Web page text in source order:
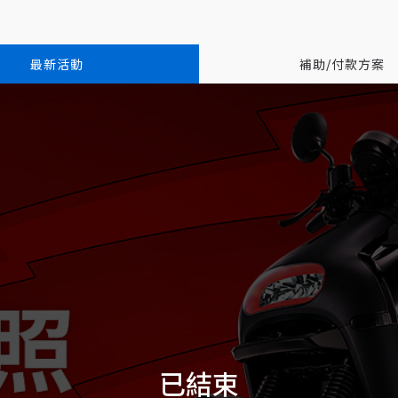
最新活動 補助/付款方案